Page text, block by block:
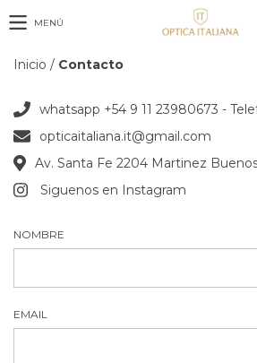
MENÚ
Inicio / Contacto
whatsapp +54 9 11 23980673 -
opticaitaliana.it@gmail.com
Av. Santa Fe 2204 Martinez
Siguenos en Instagram
NOMBRE
EMAIL